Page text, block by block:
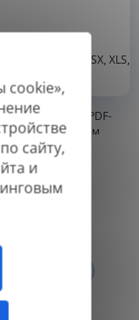
cookie»,
сайту,
и
, CSV, PPTX, XLSX, XLS,
или цифровые PDF-
но не можем
или